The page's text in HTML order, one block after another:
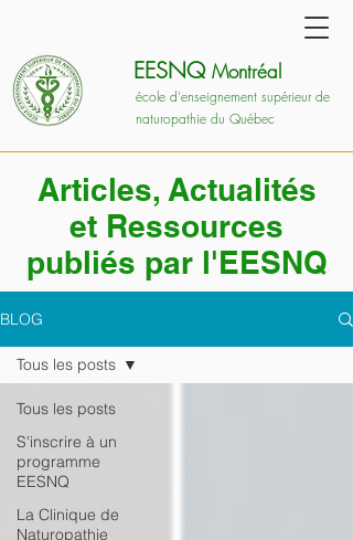
école d'enseignement supérieur de
naturopathie du Québec
EESNQ Montréal
Articles, Actualités
et Ressources
publiés par l'EESNQ
BLOG
Tous les posts
S'inscrire à un
programme
EESNQ
La Clinique de
Naturopathie
Tous les posts